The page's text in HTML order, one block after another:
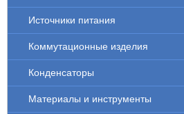
Источники питания
Коммутационные изделия
Конденсаторы
Материалы и инструменты